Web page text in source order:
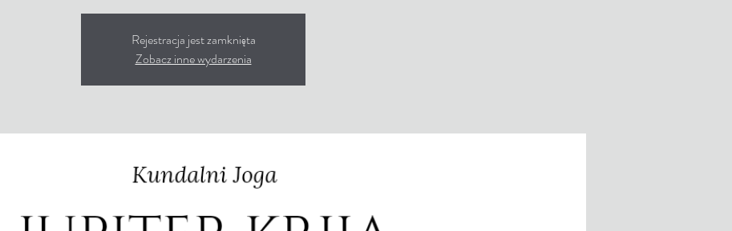
Rejestracja jest zamknięta
Zobacz inne wydarzenia